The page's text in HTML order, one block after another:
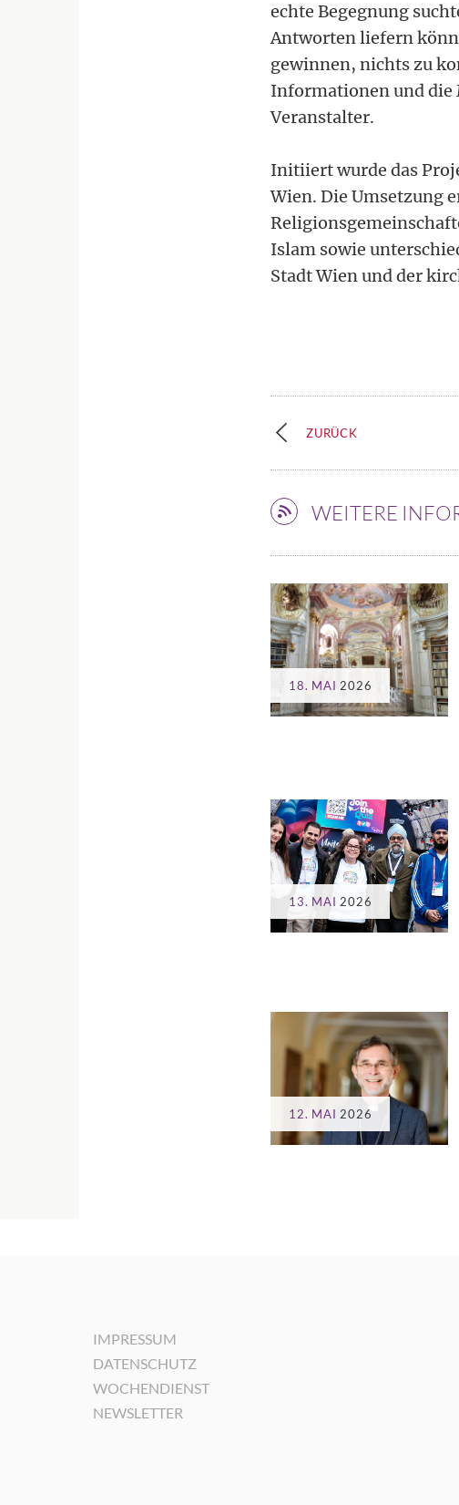
echte Begegnung
Antworten liefern
gewinnen, nichts zu
Informationen und die
Veranstalter.
Initiiert wurde das
Wien. Die Umsetzung
Islam sowie
Stadt Wien und der
ZURÜCK
WEITERE
18. MAI 2026
13. MAI 2026
12. MAI 2026
IMPRESSUM
DATENSCHUTZ
WOCHENDIENST
NEWSLETTER